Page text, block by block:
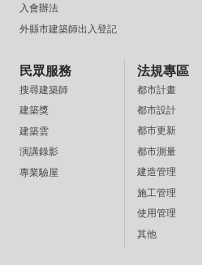
入會辦法
外縣市建築師出入登記
民眾服務
搜尋建築師
建築獎
建築雲
演講錄影
專業驗屋
法規專區
都市計畫
都市設計
都市更新
都市測量
建造管理
施工管理
使用管理
其他